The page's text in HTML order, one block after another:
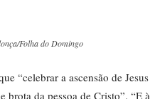
Folha do Domingo
“celebrar a ascensão de Jesus
brota da pessoa de Cristo”. “E à